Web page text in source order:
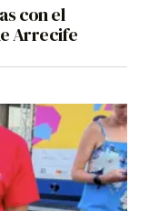
con el
Arrecife